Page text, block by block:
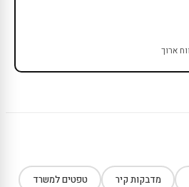
ארוך
מדבקות קיר טפטים למשרד